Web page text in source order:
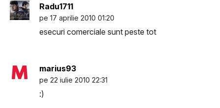
Radu1711
pe 17 aprilie 2010 01:20
esecuri comerciale sunt peste tot
marius93
pe 22 iulie 2010 22:31
:)